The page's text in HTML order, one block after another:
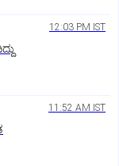
12:03 PM IST
11:52 AM IST